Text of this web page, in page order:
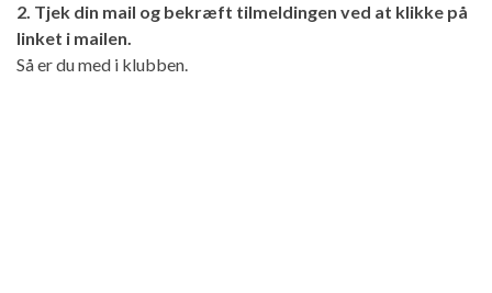
2. Tjek din mail og bekræft tilmeldingen ved at klikke på
linket i mailen.
Så er du med i klubben.